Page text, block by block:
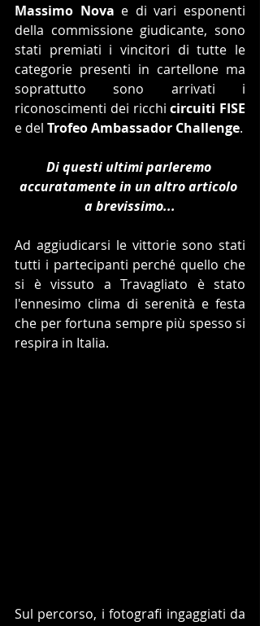
Massimo Nova e di vari esponenti
della commissione giudicante, sono
stati premiati i vincitori di tutte le
categorie presenti in cartellone ma
soprattutto sono arrivati i
riconoscimenti dei ricchi circuiti FISE
e del Trofeo Ambassador Challenge.
Di questi ultimi parleremo
accuratamente in un altro articolo
a brevissimo...
Ad aggiudicarsi le vittorie sono stati
tutti i partecipanti perché quello che
si è vissuto a Travagliato è stato
l'ennesimo clima di serenità e festa
che per fortuna sempre più spesso si
respira in Italia.
Sul percorso, i fotografi ingaggiati da